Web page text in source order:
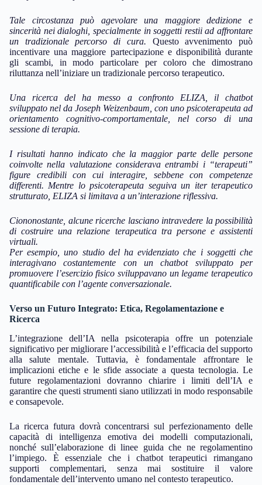
Tale circostanza può agevolare una maggiore dedizione e
sincerità nei dialoghi, specialmente in soggetti restii ad affrontare
un tradizionale percorso di cura. Questo avvenimento può
incentivare una maggiore partecipazione e disponibilità durante
gli scambi, in modo particolare per coloro che dimostrano
riluttanza nell’iniziare un tradizionale percorso terapeutico.
Una ricerca del ha messo a confronto ELIZA, il chatbot
sviluppato nel da Joseph Weizenbaum, con uno psicoterapeuta ad
orientamento cognitivo-comportamentale, nel corso di una
sessione di terapia.
I risultati hanno indicato che la maggior parte delle persone
coinvolte nella valutazione considerava entrambi i “terapeuti”
figure credibili con cui interagire, sebbene con competenze
differenti. Mentre lo psicoterapeuta seguiva un iter terapeutico
strutturato, ELIZA si limitava a un’interazione riflessiva.
Ciononostante, alcune ricerche lasciano intravedere la possibilità
di costruire una relazione terapeutica tra persone e assistenti
virtuali.
Per esempio, uno studio del ha evidenziato che i soggetti che
interagivano costantemente con un chatbot sviluppato per
promuovere l’esercizio fisico sviluppavano un legame terapeutico
quantificabile con l’agente conversazionale.
Verso un Futuro Integrato: Etica, Regolamentazione e
Ricerca
L’integrazione dell’IA nella psicoterapia offre un potenziale
significativo per migliorare l’accessibilità e l’efficacia del supporto
alla salute mentale. Tuttavia, è fondamentale affrontare le
implicazioni etiche e le sfide associate a questa tecnologia. Le
future regolamentazioni dovranno chiarire i limiti dell’IA e
garantire che questi strumenti siano utilizzati in modo responsabile
e consapevole.
La ricerca futura dovrà concentrarsi sul perfezionamento delle
capacità di intelligenza emotiva dei modelli computazionali,
nonché sull’elaborazione di linee guida che ne regolamentino
l’impiego. È essenziale che i chatbot terapeutici rimangano
supporti complementari, senza mai sostituire il valore
fondamentale dell’intervento umano nel contesto terapeutico.